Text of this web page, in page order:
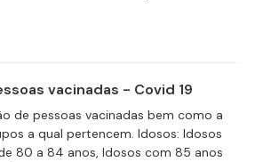
vacinadas - Covid 19
de pessoas vacinadas bem como a
a qual pertencem. Idosos: Idosos
80 a 84 anos, Idosos com 85 anos